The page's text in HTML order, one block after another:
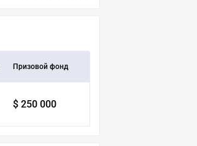
Призовой фонд
$ 250 000